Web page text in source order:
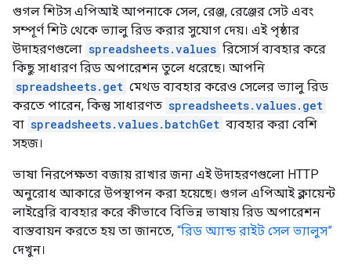
গুগল শিটস এপিআই আপনাকে সেল, রেঞ্জ, রেঞ্জের সেট এবং
সম্পূর্ণ শিট থেকে ভ্যালু রিড করার সুযোগ দেয়। এই পৃষ্ঠার
উদাহরণগুলো spreadsheets.values ​​রিসোর্স ব্যবহার করে
কিছু সাধারণ রিড অপারেশন তুলে ধরেছে। আপনি
spreadsheets.get মেথড ব্যবহার করেও সেলের ভ্যালু রিড
করতে পারেন, কিন্তু সাধারণত spreadsheets.values.get
বা spreadsheets.values.batchGet ব্যবহার করা বেশি
সহজ।
ভাষা নিরপেক্ষতা বজায় রাখার জন্য এই উদাহরণগুলো HTTP
অনুরোধ আকারে উপস্থাপন করা হয়েছে। গুগল এপিআই ক্লায়েন্ট
লাইব্রেরি ব্যবহার করে কীভাবে বিভিন্ন ভাষায় রিড অপারেশন
বাস্তবায়ন করতে হয় তা জানতে, “রিড অ্যান্ড রাইট সেল ভ্যালুস”
দেখুন।